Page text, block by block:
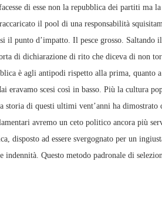
di esse non la repubblica dei partiti ma
il pool di una responsabilità
il punto d’impatto. Il pesce grosso. Saltando
di dichiarazione di rito che diceva di non
è agli antipodi rispetto alla prima, quanto
eravamo scesi così in basso. Più la cultura
di questi ultimi vent’anni ha dimostrato
avremo un ceto politico ancora più
disposto ad essere svergognato per un
Questo metodo padronale di